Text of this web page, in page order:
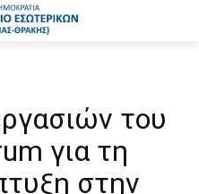
του
για τη
στην